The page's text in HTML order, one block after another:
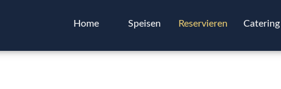
Home Speisen Reservieren Catering